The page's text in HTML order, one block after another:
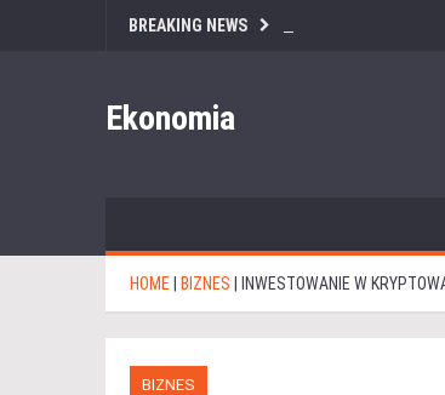
BREAKING NEWS
Ekonomia
HOME BIZNES INWESTOWANIE W
BIZNES